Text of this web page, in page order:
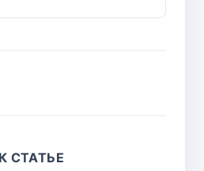
СТАТЬЕ